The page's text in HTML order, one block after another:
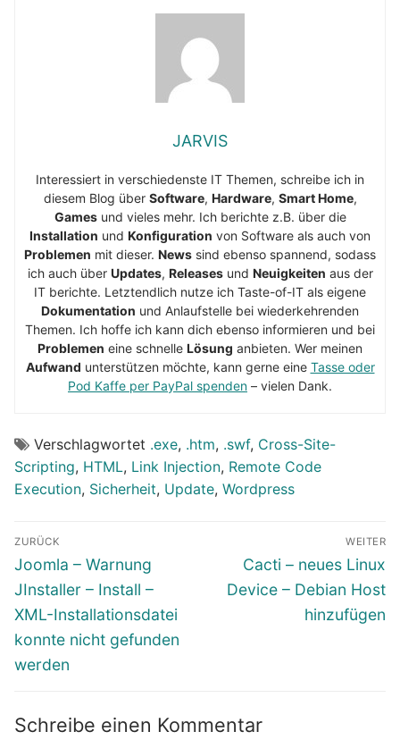
JARVIS
Interessiert in verschiedenste IT Themen, schreibe ich in
diesem Blog über Software, Hardware, Smart Home,
Gamesund vieles mehr. Ich berichte z.B. über die
Installation und Konfiguration von Software als auch von
Problemen mit dieser. News sind ebenso spannend, sodass
ich auch über Updates, Releasesund Neuigkeiten aus der
IT berichte. Letztendlich nutze ich Taste-of-IT als eigene
Dokumentation und Anlaufstelle bei wiederkehrenden
Themen. Ich hoffe ich kann dich ebenso informieren und bei
Problemen eine schnelle Lösung anbieten. Wer meinen
Aufwand unterstützen möchte, kann gerne eine Tasse oder
Pod Kaffe per PayPal spenden – vielen Dank.
Verschlagwortet .exe, .htm, .swf, Cross-Site-
Scripting, HTML, Link Injection, Remote Code
Execution, Sicherheit, Update, Wordpress
Beitragsnavigation
ZURÜCK
Vorheriger
Beitrag:
Joomla – Warnung
JInstaller – Install –
XML-Installationsdatei
konnte nicht gefunden
werden
WEITER
Nächster
Beitrag:
Cacti – neues Linux
Device – Debian Host
hinzufügen
Schreibe einen Kommentar